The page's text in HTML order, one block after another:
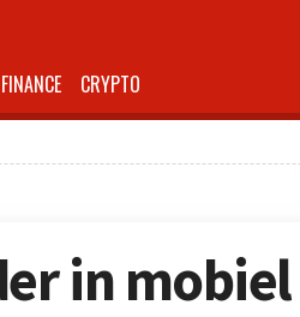
CRYPTO
in mobiel